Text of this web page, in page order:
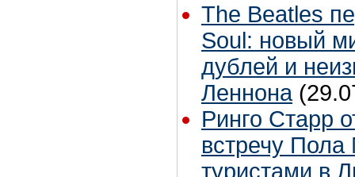
The Beatles
Soul: новый
дублей и
Леннона
Ринго Старр
встречу Пола
туристами в